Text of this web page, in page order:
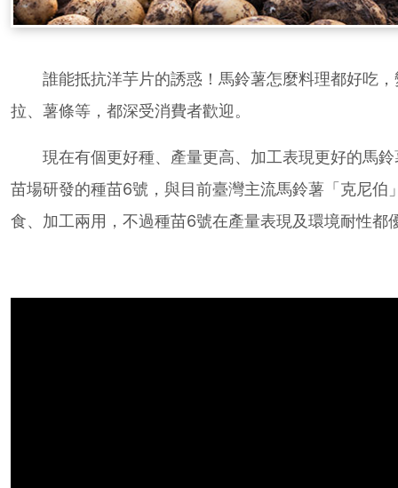
誰能抵抗洋芋片的誘惑！馬鈴薯怎麼料理都好吃，
拉、薯條等，都深受消費者歡迎。
現在有個更好種、產量更高、加工表現更好的馬鈴
苗場研發的種苗6號，與目前臺灣主流馬鈴薯「克尼伯
食、加工兩用，不過種苗6號在產量表現及環境耐性都